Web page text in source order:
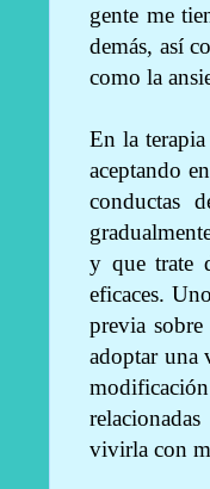
gente me
demás, así
como la
En la
aceptando
conductas
y que trate
eficaces.
previa
adoptar una
vivirla con